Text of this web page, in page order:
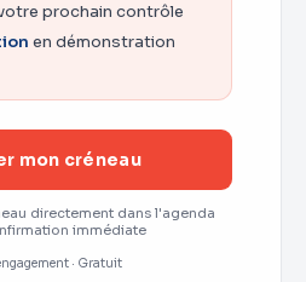
prochain contrôle
en démonstration
mon créneau
directement dans l'agenda
immédiate
· Gratuit